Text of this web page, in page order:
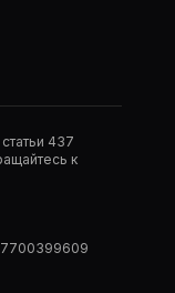
437
к